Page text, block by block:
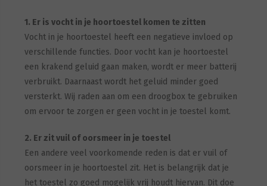
1. Er is vocht in je hoortoestel komen te zitten
Vocht in je hoortoestel heeft een negatieve invloed op
verschillende functies. Door vocht kan je hoortoestel
een krakend geluid gaan maken, wordt er meer batterij
verbruikt. Daarnaast wordt het geluid minder goed
versterkt. Wij raden aan om een droogbox te gebruiken
om ervoor te zorgen er geen vocht in je toestel komt.
2. Er zit vuil of oorsmeer in je toestel
Een andere veel voorkomende reden is dat er vuil of
oorsmeer in je hoortoestel zit. Het is belangrijk dat je
het toestel zo goed mogelijk vrij houdt hiervan. Dit doe